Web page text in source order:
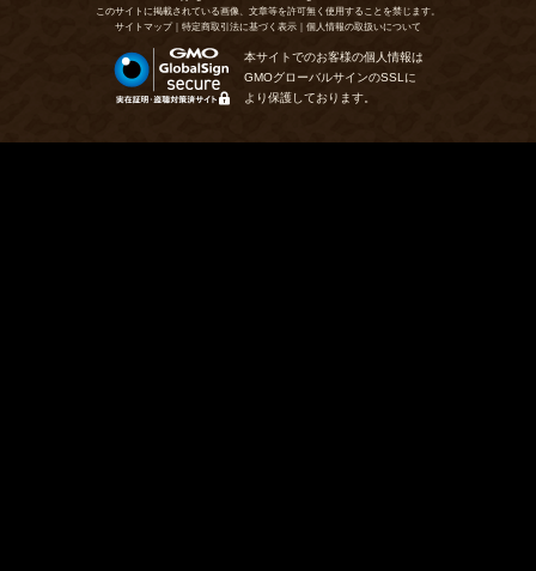
このサイトに掲載されている画像、文章等を許可無く使用することを禁じます。
サイトマップ
特定商取引法に基づく表示 個人情報の取扱いについて
本サイトでのお客様の個人情報は
GMOグローバルサインのSSLに
より保護しております。